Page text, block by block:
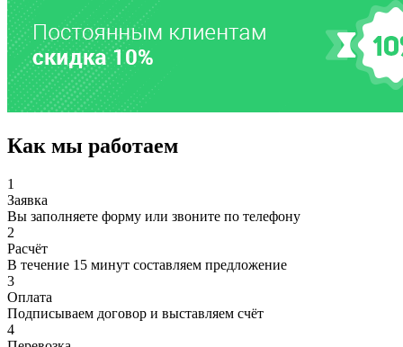
Как мы работаем
1
Заявка
Вы заполняете форму или звоните по телефону
2
Расчёт
В течение 15 минут составляем предложение
3
Оплата
Подписываем договор и выставляем счёт
4